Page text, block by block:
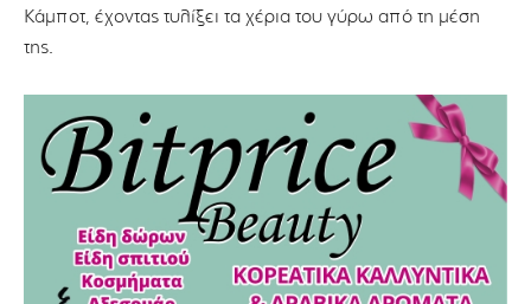
Κάμποτ, έχοντας τυλίξει τα χέρια του γύρω από τη μέση
της.